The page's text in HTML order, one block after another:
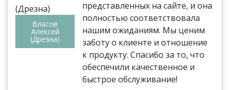
Власов
Алексей
(Дрезна)
представленных на сайте, и она
полностью соответствовала
нашим ожиданиям. Мы ценим
заботу о клиенте и отношение
к продукту. Спасибо за то, что
обеспечили качественное и
быстрое обслуживание!